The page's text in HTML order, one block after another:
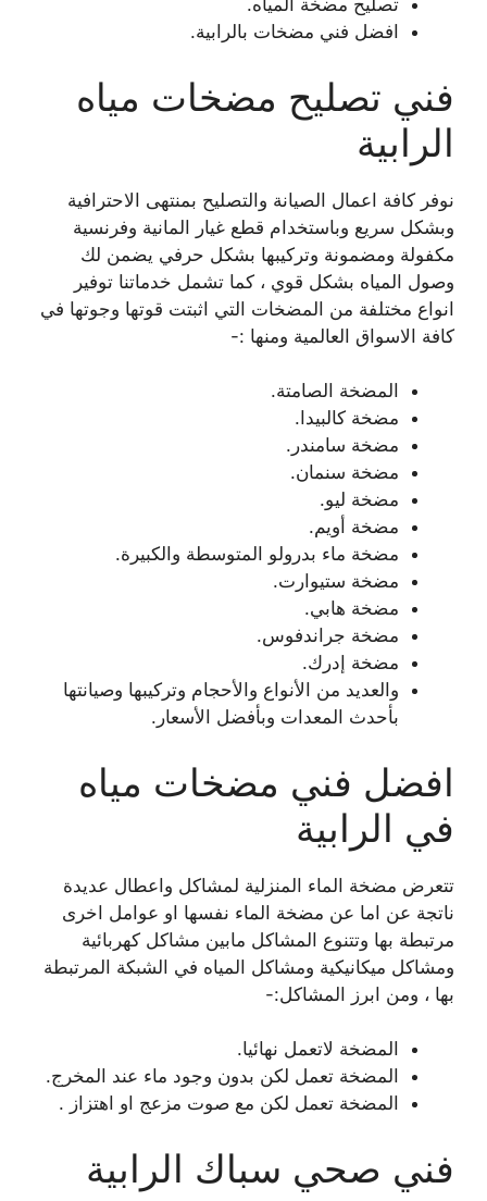
تصليح مضخة المياه.
افضل فني مضخات بالرابية.
فني تصليح مضخات مياه
الرابية
نوفر كافة اعمال الصيانة والتصليح بمنتهى الاحترافية
وبشكل سريع وباستخدام قطع غيار المانية وفرنسية
مكفولة ومضمونة وتركيبها بشكل حرفي يضمن لك
وصول المياه بشكل قوي ، كما تشمل خدماتنا توفير
انواع مختلفة من المضخات التي اثبتت قوتها وجوتها في
كافة الاسواق العالمية ومنها :-
المضخة الصامتة.
مضخة كالبيدا.
مضخة سامندر.
مضخة سنمان.
مضخة ليو.
مضخة أويم.
مضخة ماء بدرولو المتوسطة والكبيرة.
مضخة ستيوارت.
مضخة هابي.
مضخة جراندفوس.
مضخة إدرك.
والعديد من الأنواع والأحجام وتركيبها وصيانتها
بأحدث المعدات وبأفضل الأسعار.
افضل فني مضخات مياه
في الرابية
تتعرض مضخة الماء المنزلية لمشاكل واعطال عديدة
ناتجة عن اما عن مضخة الماء نفسها او عوامل اخرى
مرتبطة بها وتتنوع المشاكل مابين مشاكل كهربائية
ومشاكل ميكانيكية ومشاكل المياه في الشبكة المرتبطة
بها ، ومن ابرز المشاكل:-
المضخة لاتعمل نهائيا.
المضخة تعمل لكن بدون وجود ماء عند المخرج.
المضخة تعمل لكن مع صوت مزعج او اهتزاز .
فني صحي سباك الرابية